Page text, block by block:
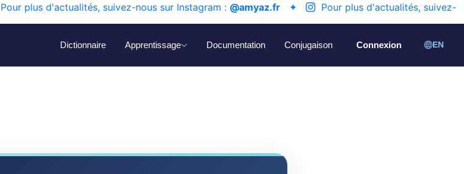
Pour plus d'actualités, suivez-nous sur Instagram : @amyaz.fr ✦
Pour plus d'actualités, suivez-
Dictionnaire Apprentissage Documentation Conjugaison Connexion EN